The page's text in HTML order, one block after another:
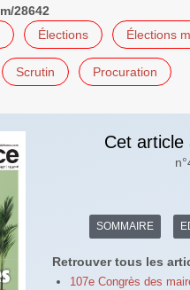
28642
Élections Élections
Scrutin Procuration
Cet article
SOMMAIRE
Retrouver tous les
107e Congrès des